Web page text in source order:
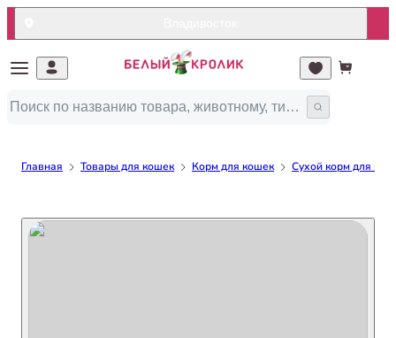
Главная Товары для кошек Корм для кошек Сухой корм для